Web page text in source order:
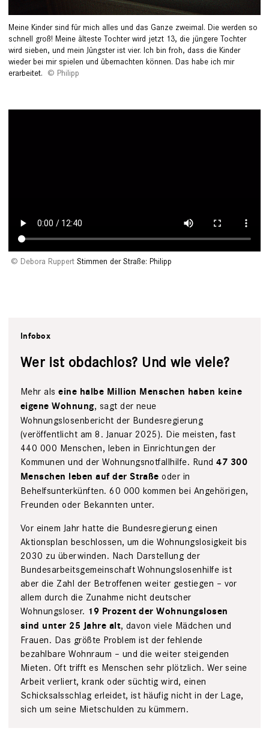
Meine Kinder sind für mich alles und das Ganze zweimal. Die werden so
schnell groß! Meine älteste Tochter wird jetzt 13, die jüngere Tochter
wird sieben, und mein Jüngster ist vier. Ich bin froh, dass die Kinder
wieder bei mir spielen und übernachten können. Das habe ich mir
erarbeitet.
Philipp
Debora Ruppert Stimmen der Straße: Philipp
Infobox
Wer ist obdachlos? Und wie viele?
Mehr alseine halbe Million Menschen haben keine
eigene Wohnung, sagt der neue
Wohnungslosenbericht der Bundesregierung
(veröffentlicht am 8. Januar 2025). Die meisten, fast
440 000 Menschen, leben in Einrichtungen der
Kommunen und der Wohnungsnotfallhilfe. Rund47 300
Menschen leben auf der Straße oder in
Behelfsunterkünften. 60 000 kommen bei Angehörigen,
Freunden oder Bekannten unter.
Vor einem Jahr hatte die Bundesregierung einen
Aktionsplan beschlossen, um die Wohnungslosigkeit bis
2030 zu überwinden. Nach Darstellung der
Bundesarbeitsgemeinschaft Wohnungslosenhilfe ist
aber die Zahl der Betroffenen weiter gestiegen – vor
allem durch die Zunahme nicht deutscher
Wohnungsloser. 19 Prozent der Wohnungslosen
sind unter 25 Jahre alt, davon viele Mädchen und
Frauen. Das größte Problem ist der fehlende
bezahlbare Wohnraum – und die weiter steigenden
Mieten. Oft trifft es Menschen sehr plötzlich. Wer seine
Arbeit verliert, krank oder süchtig wird, einen
Schicksalsschlag erleidet, ist häufig nicht in der Lage,
sich um seine Mietschulden zu kümmern.